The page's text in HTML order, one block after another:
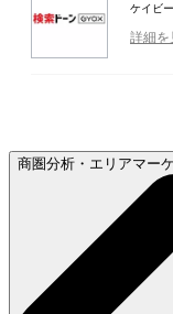
ケイビ
詳細を
商圏分析・エリアマー